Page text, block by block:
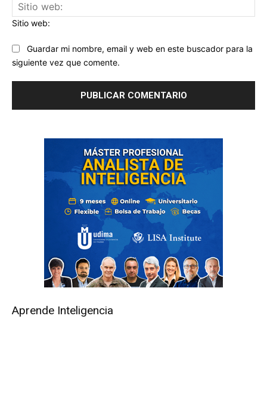
Sitio web:
Guardar mi nombre, email y web en este buscador para la
siguiente vez que comente.
Aprende Inteligencia